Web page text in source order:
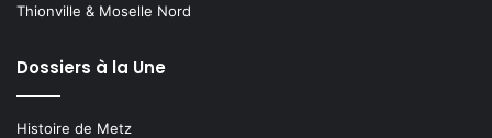
Thionville & Moselle Nord
Dossiers à la Une
Histoire de Metz